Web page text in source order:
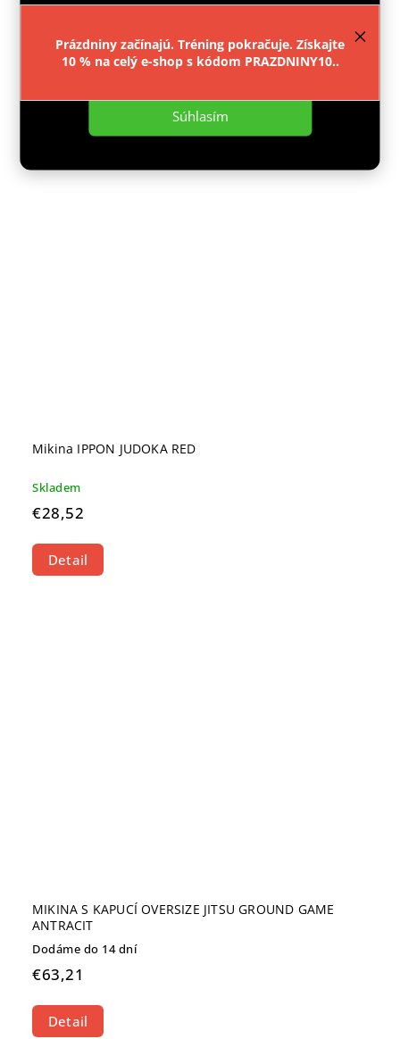
provozu webu neustále zlepšovali jeho funkce,
Nastavenie
Súhlasím
Prázdniny začínajú. Tréning pokračuje. Získajte
10 % na celý e-shop s kódom PRAZDNINY10..
€28,52
Detail
Mikina IPPON JUDOKA RED
Skladem
€28,52
Detail
MIKINA S KAPUCÍ OVERSIZE JITSU GROUND GAME
ANTRACIT
Dodáme do 14 dní
€63,21
Detail